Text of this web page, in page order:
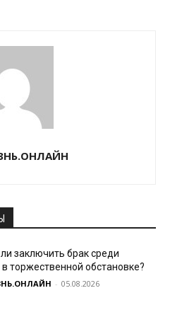
заключить брак среди
торжественной обстановке?
- 05.08.2026